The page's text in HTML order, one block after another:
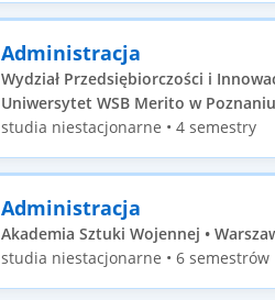
Administracja
Wydział Przedsiębiorczości i
Uniwersytet WSB Merito w
studia niestacjonarne • 4 semestry
Administracja
Akademia Sztuki Wojennej •
studia niestacjonarne • 6 semestrów